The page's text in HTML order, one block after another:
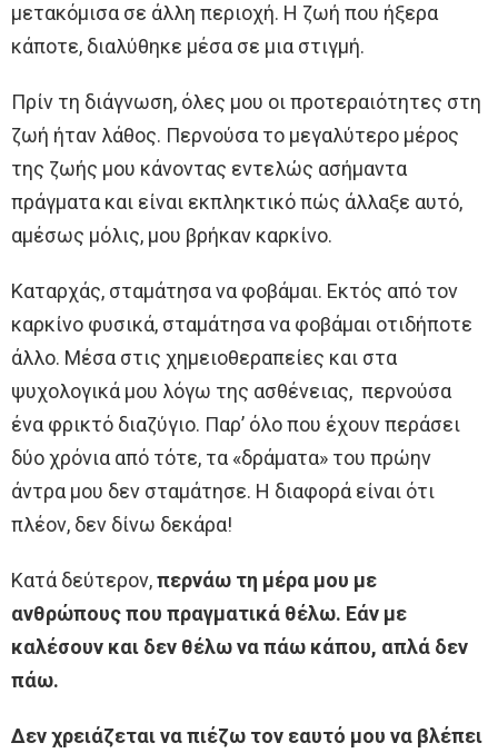
μετακόμισα σε άλλη περιοχή. Η ζωή που ήξερα
κάποτε, διαλύθηκε μέσα σε μια στιγμή.
Πρίν τη διάγνωση, όλες μου οι προτεραιότητες στη
ζωή ήταν λάθος. Περνούσα το μεγαλύτερο μέρος
της ζωής μου κάνοντας εντελώς ασήμαντα
πράγματα και είναι εκπληκτικό πώς άλλαξε αυτό,
αμέσως μόλις, μου βρήκαν καρκίνο.
Καταρχάς, σταμάτησα να φοβάμαι. Εκτός από τον
καρκίνο φυσικά, σταμάτησα να φοβάμαι οτιδήποτε
άλλο. Μέσα στις χημειοθεραπείες και στα
ψυχολογικά μου λόγω της ασθένειας, περνούσα
ένα φρικτό διαζύγιο. Παρ’ όλο που έχουν περάσει
δύο χρόνια από τότε, τα «δράματα» του πρώην
άντρα μου δεν σταμάτησε. Η διαφορά είναι ότι
πλέον, δεν δίνω δεκάρα!
Κατά δεύτερον,περνάω τη μέρα μου με
ανθρώπους που πραγματικά θέλω. Εάν με
καλέσουν και δεν θέλω να πάω κάπου, απλά δεν
πάω.
Δεν χρειάζεται να πιέζω τον εαυτό μου να βλέπει